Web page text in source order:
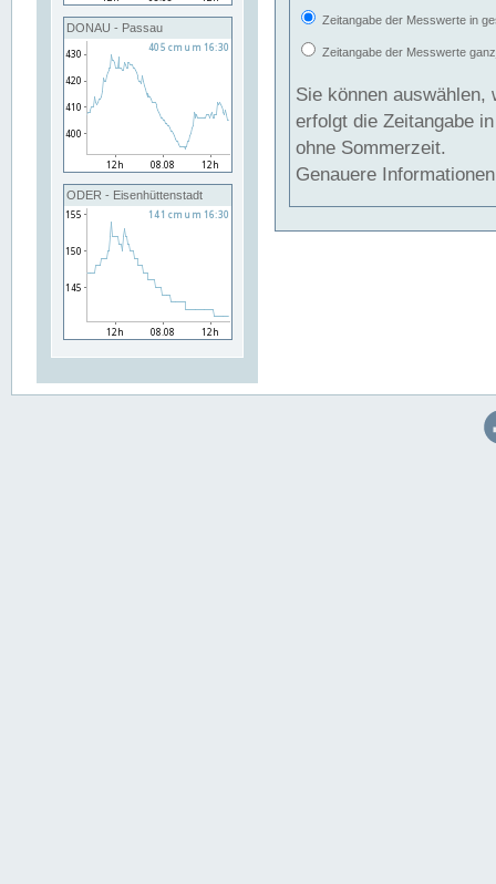
DONAU - Passau
ODER - Eisenhüttenstadt
Zeitangabe der Messwerte in
Zeitangabe der Messwerte
Sie können auswählen,
erfolgt die Zeitangabe
ohne Sommerzeit.
Genauere